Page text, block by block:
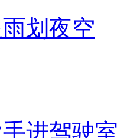
划夜空
进驾驶